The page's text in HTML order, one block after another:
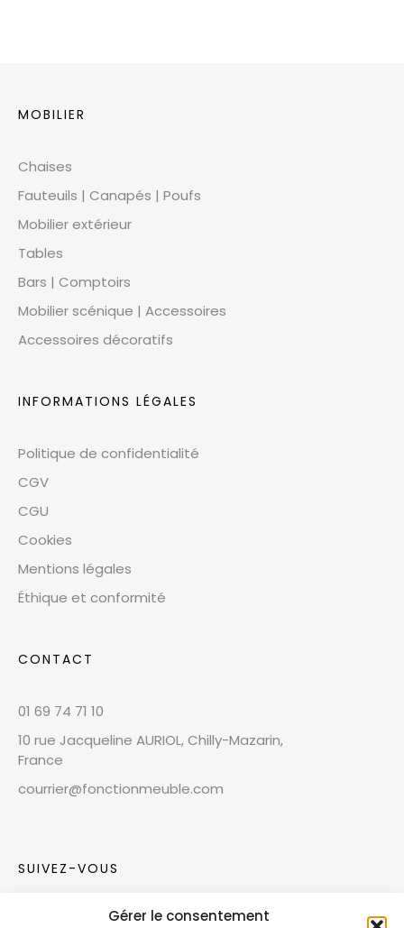
Gérer le consentement
MOBILIER
Chaises
Fauteuils | Canapés | Poufs
Mobilier extérieur
Tables
Bars | Comptoirs
Mobilier scénique | Accessoires
Accessoires décoratifs
INFORMATIONS LÉGALES
Politique de confidentialité
CGV
CGU
Cookies
Mentions légales
Éthique et conformité
CONTACT
01 69 74 71 10
10 rue Jacqueline AURIOL, Chilly-Mazarin,
France
courrier@fonctionmeuble.com
SUIVEZ-VOUS